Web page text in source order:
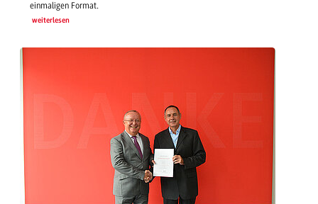
einmaligen Format.
weiterlesen